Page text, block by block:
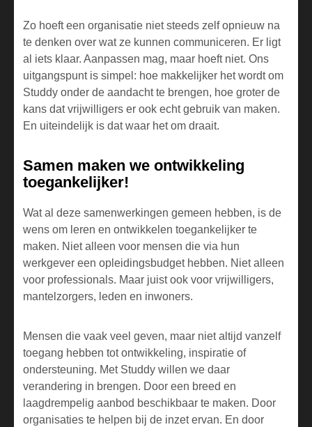
Zo hoeft een organisatie niet steeds zelf opnieuw na
te denken over wat ze kunnen communiceren. Er ligt
al iets klaar. Aanpassen mag, maar hoeft niet. Ons
uitgangspunt is simpel: hoe makkelijker het wordt om
Studdy onder de aandacht te brengen, hoe groter de
kans dat vrijwilligers er ook echt gebruik van maken.
En uiteindelijk is dat waar het om draait.
Samen maken we ontwikkeling
toegankelijker!
Wat al deze samenwerkingen gemeen hebben, is de
wens om leren en ontwikkelen toegankelijker te
maken. Niet alleen voor mensen die via hun
werkgever een opleidingsbudget hebben. Niet alleen
voor professionals. Maar juist ook voor vrijwilligers,
mantelzorgers, leden en inwoners.
Mensen die vaak veel geven, maar niet altijd vanzelf
toegang hebben tot ontwikkeling, inspiratie of
ondersteuning. Met Studdy willen we daar
verandering in brengen. Door een breed en
laagdrempelig aanbod beschikbaar te maken. Door
organisaties te helpen bij de inzet ervan. En door